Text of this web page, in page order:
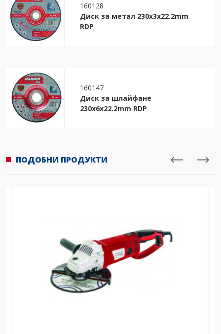
160128
Диск за метал 230х3х22.2mm
RDP
160147
Диск за шлайфане
230х6х22.2mm RDP
ПОДОБНИ ПРОДУКТИ